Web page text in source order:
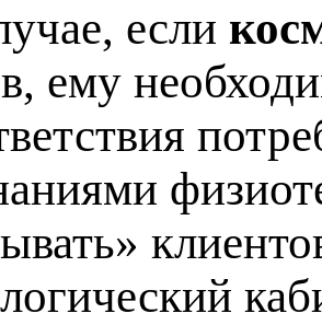
если
ему